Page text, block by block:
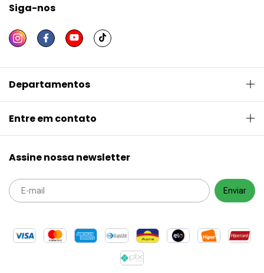
Siga-nos
Departamentos
Entre em contato
Assine nossa newsletter